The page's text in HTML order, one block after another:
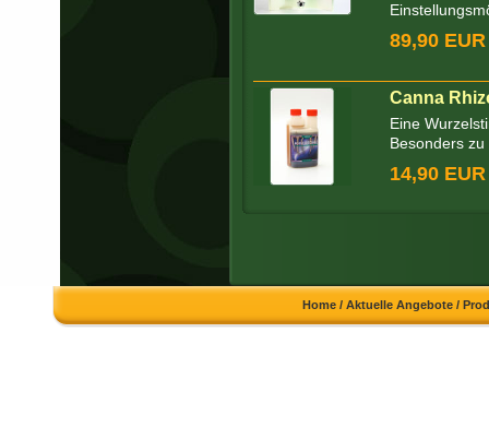
89,90 EUR
Canna
Eine
Besonders
14,90 EUR
Home /Aktuelle Angebote /